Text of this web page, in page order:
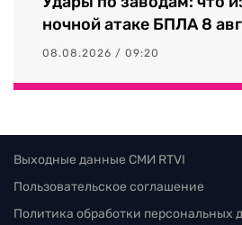
ночной атаке БПЛА 8
08.08.2026 / 09:20
Выходные данные СМИ RTVI
Пользовательское соглашение
Политика обработки персональных